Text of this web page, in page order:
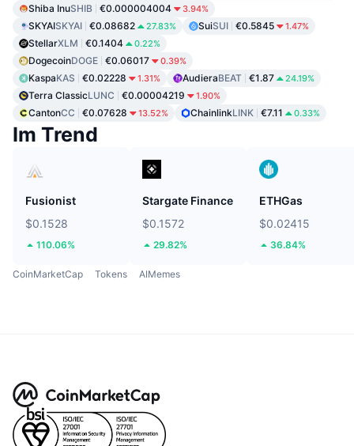
Shiba InuSHIB €0.000004004 3.94%
SKYAISKYAI €0.08682 27.83% SuiSUI €0.5845 1.47%
StellarXLM €0.1404 0.22%
DogecoinDOGE €0.06017 0.39%
KaspaKAS €0.02228 1.31% AudieraBEAT €1.87 24.19%
Terra ClassicLUNC €0.00004219 1.90%
CantonCC €0.07628 13.52% ChainlinkLINK €7.11 0.33%
Im Trend
Fusionist
$0.1528
110.06%
Stargate Finance
$0.1572
29.82%
ETHGas
$0.02415
36.84%
CoinMarketCap Tokens AIMemes